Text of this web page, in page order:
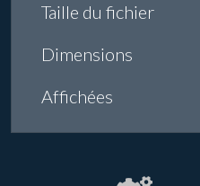
Taille du fichier
Dimensions
Affichées